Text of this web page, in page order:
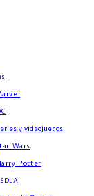
y videojuegos
Wars
Potter